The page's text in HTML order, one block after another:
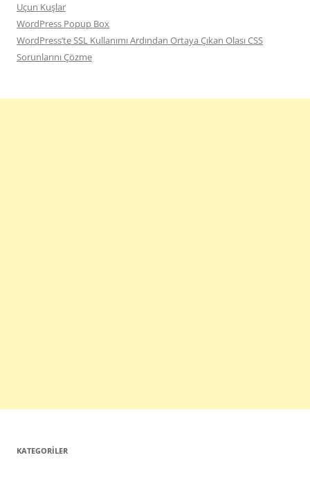
Uçun Kuşlar
WordPress Popup Box
WordPress’te SSL Kullanımı Ardından Ortaya Çıkan Olası CSS
Sorunlarını Çözme
KATEGORILER